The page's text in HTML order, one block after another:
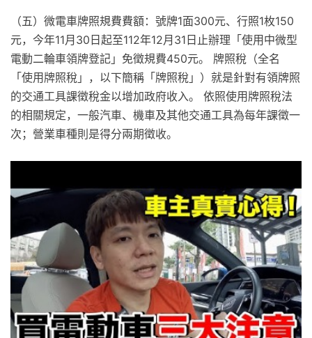
（五）微電車牌照規費費額：號牌1面300元、行照1枚150
元，今年11月30日起至112年12月31日止辦理「使用中微型
電動二輪車領牌登記」免徵規費450元。 牌照稅（全名
「使用牌照稅」，以下簡稱「牌照稅」）就是針對有領牌照
的交通工具課徵稅金以增加政府收入。 依照使用牌照稅法
的相關規定，一般汽車、機車及其他交通工具為每年課徵一
次；營業車種則是得分兩期徵收。